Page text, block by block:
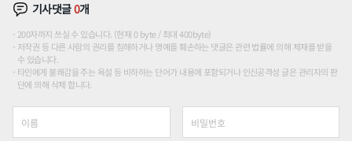
기사댓글0개
200자까지 쓰실 수 있습니다. (현재 0 byte / 최대 400byte)
저작권 등 다른 사람의 권리를 침해하거나 명예를 훼손하는 댓글은 관련 법률에 의해 제재를 받을
수 있습니다.
타인에게 불쾌감을 주는 욕설 등 비하하는 단어가 내용에 포함되거나 인신공격성 글은 관리자의 판
단에 의해 삭제 합니다.